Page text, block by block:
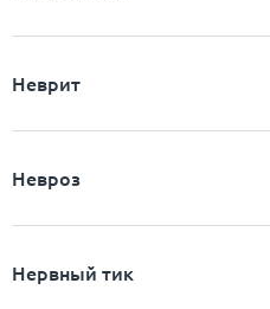
Неврит
Невроз
Нервный тик